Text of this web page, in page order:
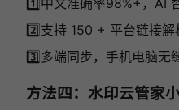
1️⃣中文准确率98%+，AI
2️⃣支持 150 + 平台链接
3️⃣多端同步，手机电脑无
方法四：水印云管家